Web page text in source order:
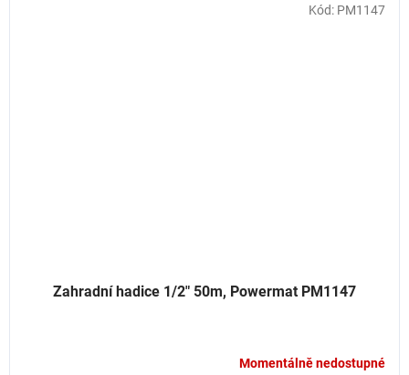
Zahradní hadice 1/2" 50m, Powermat PM1147
Momentálně nedostupné
Kód: PM1147